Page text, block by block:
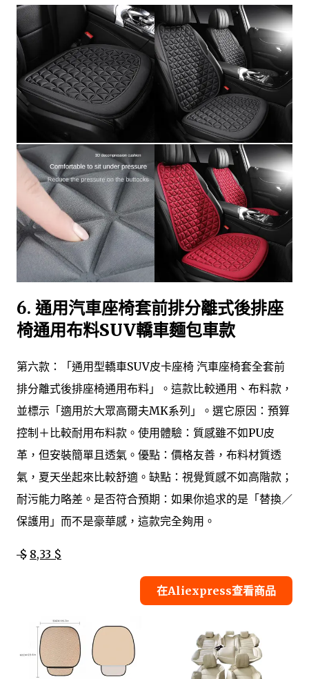
6. 通用汽車座椅套前排分離式後排座
椅通用布料SUV轎車麵包車款
第六款：「通用型轎車SUV皮卡座椅 汽車座椅套全套前
排分離式後排座椅通用布料」。這款比較通用、布料款，
並標示「適用於大眾高爾夫MK系列」。選它原因：預算
控制＋比較耐用布料款。使用體驗：質感雖不如PU皮
革，但安裝簡單且透氣。優點：價格友善，布料材質透
氣，夏天坐起來比較舒適。缺點：視覺質感不如高階款；
耐污能力略差。是否符合預期：如果你追求的是「替換／
保護用」而不是豪華感，這款完全夠用。
$ 8,33 $
在Aliexpress查看商品